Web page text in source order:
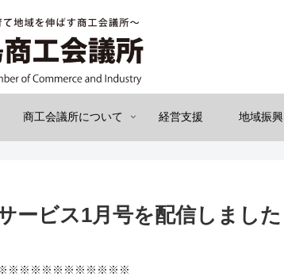
商工会議所について 経営支援 地域振興
ービス1月号を配信しました